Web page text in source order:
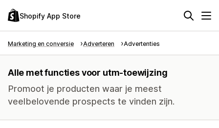
Shopify App Store
Marketing en conversie Adverteren Advertenties
Alle met functies voor utm-toewijzing
Promoot je producten waar je meest
veelbelovende prospects te vinden zijn.